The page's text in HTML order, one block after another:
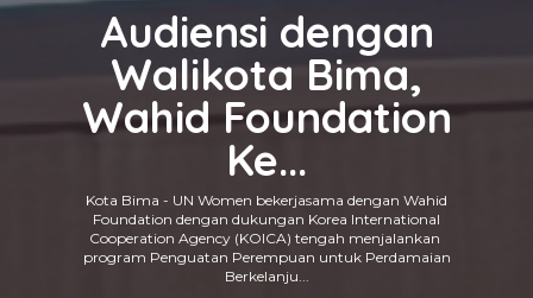
Wahid Foundation
Terima Pin Emas
Penghargaan
Pence...
Jakarta - Wahid Foundation menerima penghargaan
atas dedikasi dan kontribusinya dalam mencegah
ekstremisme berbasis kekerasan di Indonesia.
Penghargaan tersebut secara simbolis diberik...
SMAN 2 Kendal
Gelar Pemilihan
Duta Sekolah
Damai
Jateng - SMA Negeri 2 Kendal menyelenggarakan
Pemilihan Duta Sekolah Damai pada Selasa, 30 Juli
2024 lalu. Kegiatan ini bertujuan untuk
mempromosikan budaya damai di lingkungan sekolah
serta mendukung...
Audiensi dengan
Walikota Bima,
Wahid Foundation
Ke...
Kota Bima - UN Women bekerjasama dengan Wahid
Foundation dengan dukungan Korea International
Cooperation Agency (KOICA) tengah menjalankan
program Penguatan Perempuan untuk Perdamaian
Berkelanju...